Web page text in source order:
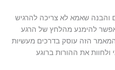
והבנה שאמא לא צריכה להרגיש
להימנע מהלחץ של הרגע
המאמר הזה עוסק בדרכים מעשיות
ולחוות את ההורות ברוגע